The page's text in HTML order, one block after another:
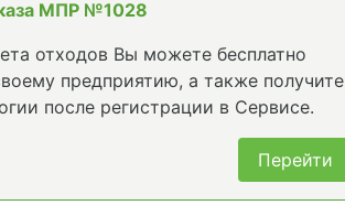
МПР №1028
отходов Вы можете бесплатно
предприятию, а также получите
после регистрации в Сервисе.
Перейти